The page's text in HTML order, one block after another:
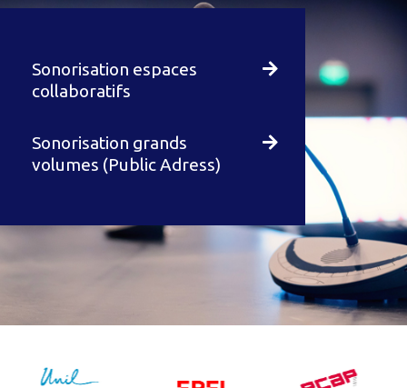
Sonorisation espaces
collaboratifs
Sonorisation grands
volumes (Public Adress)